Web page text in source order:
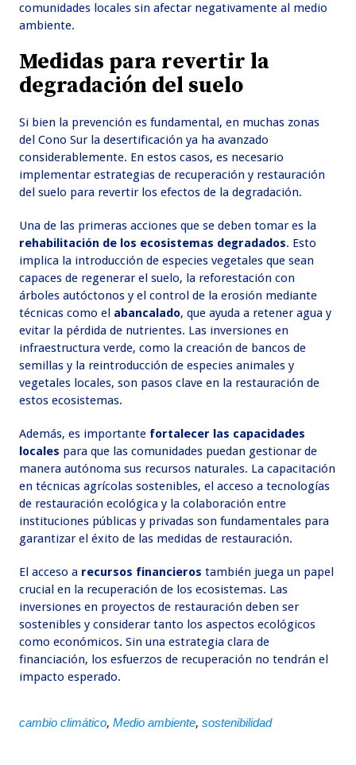
comunidades locales sin afectar negativamente al medio
ambiente.
Medidas para revertir la
degradación del suelo
Si bien la prevención es fundamental, en muchas zonas
del Cono Sur la desertificación ya ha avanzado
considerablemente. En estos casos, es necesario
implementar estrategias de recuperación y restauración
del suelo para revertir los efectos de la degradación.
Una de las primeras acciones que se deben tomar es la
rehabilitación de los ecosistemas degradados. Esto
implica la introducción de especies vegetales que sean
capaces de regenerar el suelo, la reforestación con
árboles autóctonos y el control de la erosión mediante
técnicas como el abancalado, que ayuda a retener agua y
evitar la pérdida de nutrientes. Las inversiones en
infraestructura verde, como la creación de bancos de
semillas y la reintroducción de especies animales y
vegetales locales, son pasos clave en la restauración de
estos ecosistemas.
Además, es importante fortalecer las capacidades
locales para que las comunidades puedan gestionar de
manera autónoma sus recursos naturales. La capacitación
en técnicas agrícolas sostenibles, el acceso a tecnologías
de restauración ecológica y la colaboración entre
instituciones públicas y privadas son fundamentales para
garantizar el éxito de las medidas de restauración.
El acceso a recursos financieros también juega un papel
crucial en la recuperación de los ecosistemas. Las
inversiones en proyectos de restauración deben ser
sostenibles y considerar tanto los aspectos ecológicos
como económicos. Sin una estrategia clara de
financiación, los esfuerzos de recuperación no tendrán el
impacto esperado.
cambio climático,Medio ambiente,sostenibilidad